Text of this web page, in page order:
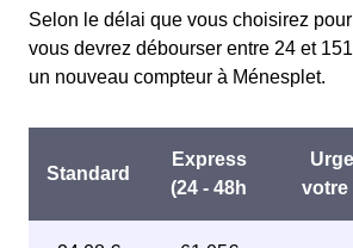
Selon le délai que vous choisirez
vous devrez débourser entre 24 et
un nouveau compteur à Ménesplet.